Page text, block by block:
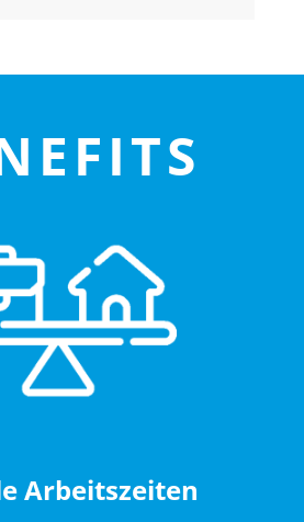
Arbeitszeiten